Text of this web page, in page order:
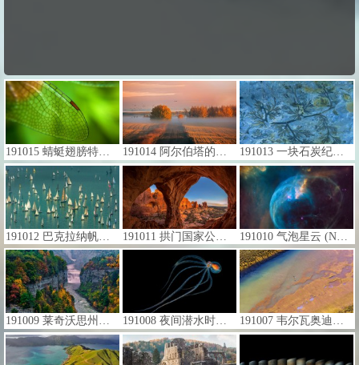
191015 蜻蜓翅膀特写 (© Azwar Thaufeeq/500px/Getty Images) 191014 阿尔伯塔的日出，加拿大 (© Ambre Haller/Moment/Getty Images) 191013 一块石炭纪蕨类化石 (© Juan Carlos Munoz/Minden Pictures)
191012 巴克拉纳帆船赛百舸争流，意大利的里雅斯特港 (© Ababsolutum/E+/Getty Images) 191011 拱门国家公园，犹他州莫阿布 (© Whit Richardson/Alamy Stock Photo) 191010 气泡星云 (NGC 7635) (© NASA, ESA, and the Hubble Heritage Team STScI/AURA)
191009 莱奇沃思州立公园，纽约 (© Jay O'Brien/Danita Delimont) 191008 夜间潜水时发现的章鱼，夏威夷科纳附近 (© Jeff Milisen/Alamy) 191007 韦尔瓦奥迪尔湿地起飞的三只大红鹳，西班牙安达卢西亚 (© Óscar Díez/Minden Pictures)